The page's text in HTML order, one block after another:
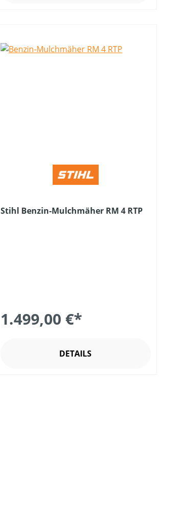
Stihl Benzin-Mulchmäher RM 4 RTP
1.499,00 €*
DETAILS